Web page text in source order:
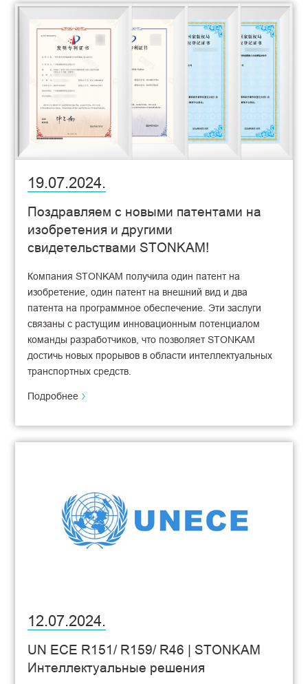
19.07.2024.
Поздравляем с новыми патентами на
изобретения и другими
свидетельствами STONKAM!
Компания STONKAM получила один патент на
изобретение, один патент на внешний вид и два
патента на программное обеспечение. Эти заслуги
связаны с растущим инновационным потенциалом
команды разработчиков, что позволяет STONKAM
достичь новых прорывов в области интеллектуальных
транспортных средств.
Подробнее
12.07.2024.
UN ECE R151/ R159/ R46 | STONKAM
Интеллектуальные решения